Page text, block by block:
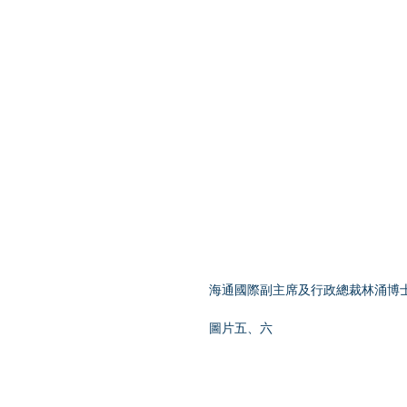
海通國際副主席及行政總裁林涌博
圖片五、六